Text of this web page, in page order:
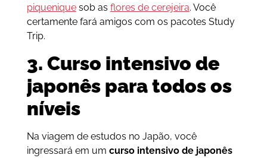
piqueniquesob as flores de cerejeira. Você
certamente fará amigos com os pacotes Study
Trip.
3. Curso intensivo de
japonês para todos os
níveis
Na viagem de estudos no Japão, você
ingressará em um curso intensivo de japonês